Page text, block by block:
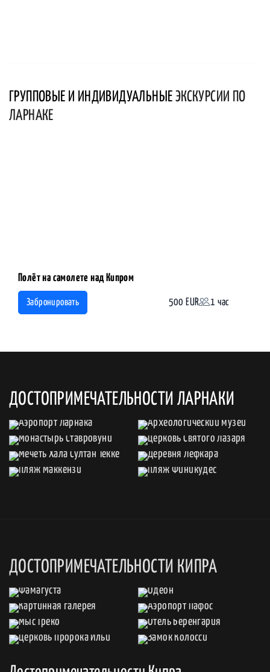
ГРУППОВЫЕ И ИНДИВИДУАЛЬНЫЕ ЭКСКУРСИИ ПО
ЛАРНАКЕ
Полёт на самолете над Кипром
Забронировать 500 EUR 1 час
ДОСТОПРИМЕЧАТЕЛЬНОСТИ ЛАРНАКИ
ДОСТОПРИМЕЧАТЕЛЬНОСТИ КИПРА